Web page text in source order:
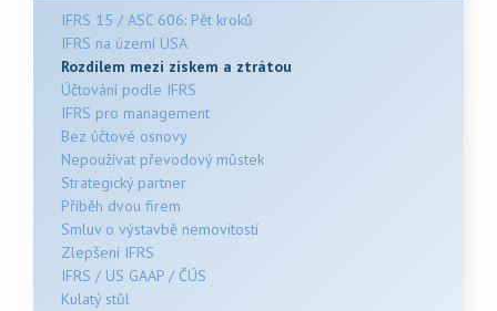
IFRS 15 / ASC 606: Pět kroků
IFRS na území USA
Rozdílem mezi ziskem a ztrátou
Účtování podle IFRS
IFRS pro management
Bez účtové osnovy
Nepoužívat převodový můstek
Strategický partner
Příběh dvou firem
Smluv o výstavbě nemovitostí
Zlepšení IFRS
IFRS / US GAAP / ČÚS
Kulatý stůl